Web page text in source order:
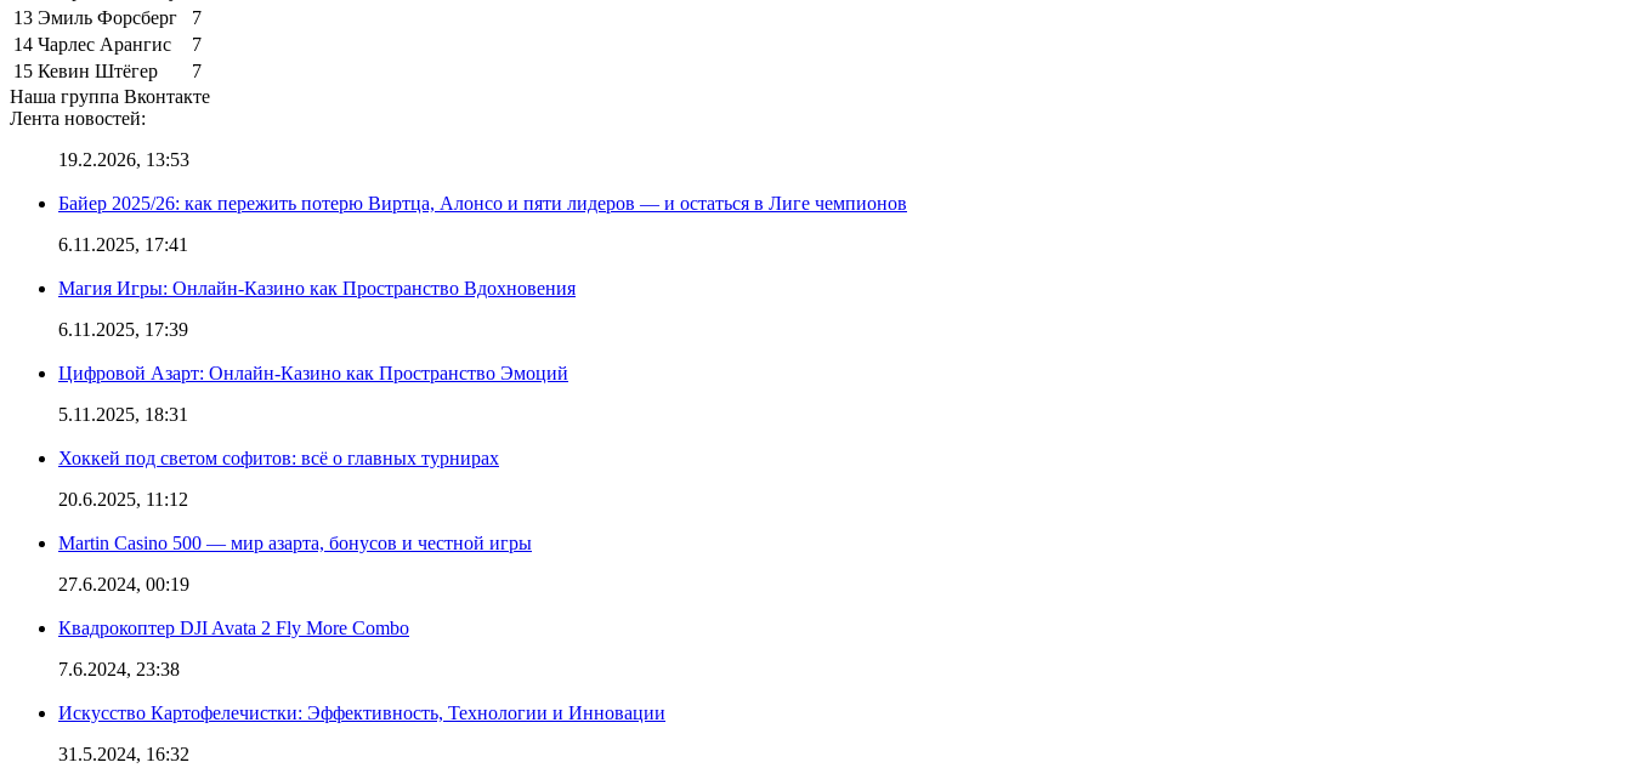
13 Эмиль Форсберг
7
14 Чарлес Арангис
7
15 Кевин Штёгер
7
Наша группа Вконтакте
Лента новостей:
19.2.2026, 13:53
Байер 2025/26: как пережить потерю Виртца, Алонсо и пяти лидеров — и остаться в Лиге чемпионов
6.11.2025, 17:41
Магия Игры: Онлайн-Казино как Пространство Вдохновения
6.11.2025, 17:39
Цифровой Азарт: Онлайн-Казино как Пространство Эмоций
5.11.2025, 18:31
Хоккей под светом софитов: всё о главных турнирах
20.6.2025, 11:12
Martin Casino 500 — мир азарта, бонусов и честной игры
27.6.2024, 00:19
Квадрокоптер DJI Avata 2 Fly More Combo
7.6.2024, 23:38
Искусство Картофелечистки: Эффективность, Технологии и Инновации
31.5.2024, 16:32